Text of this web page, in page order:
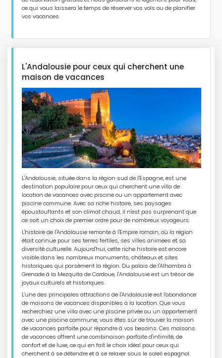
ce qui vous laissera le temps de réserver vos vols ou de planifier
vos vacances.
L'Andalousie pour ceux qui cherchent une
maison de vacances
L'Andalousie, située dans la région sud de l'Espagne, est une
destination populaire pour ceux qui cherchent une villa de
location de vacances avec piscine ou un appartement avec
piscine commune. Avec sa riche histoire, ses paysages
époustouflants et son climat chaud, il n'est pas surprenant que
ce soit un choix de premier ordre pour de nombreux voyageurs.
L'histoire de l'Andalousie remonte à l'Empire romain, où la région
était connue pour ses terres fertiles, ses villes animées et sa
diversité culturelle. Aujourd'hui, cette riche histoire est encore
visible dans les nombreux monuments, châteaux et sites
historiques qui parsèment la région. Du palais de l'Alhambra à
Grenade à la Mezquita de Cordoue, l'Andalousie est un trésor de
joyaux culturels et historiques.
L'une des principales attractions de l'Andalousie est l'abondance
de maisons de vacances disponibles à la location. Que vous
recherchiez une villa avec une piscine privée ou un appartement
avec une piscine commune, vous êtes sûr de trouver la maison
de vacances parfaite pour répondre à vos besoins. Ces maisons
de vacances offrent une combinaison parfaite d'intimité, de
confort et de luxe, ce qui en fait le choix idéal pour ceux qui
cherchent à se détendre et à se relaxer sous le soleil espagnol.